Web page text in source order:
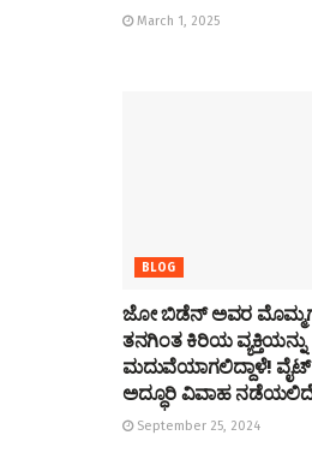
March 1, 2025
BLOG
ಜೋ ಬಿಡೆನ್ ಅವರ
ತನಗಿಂತ ಕಿರಿಯ ವ್ಯಕ್ತಿಯನ್ನು
ಮದುವೆಯಾಗಲಿದ್ದಾಳೆ!
ಅದ್ಧೂರಿ ವಿವಾಹ
September 25, 2024